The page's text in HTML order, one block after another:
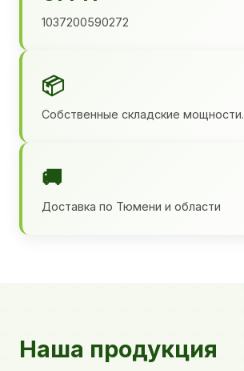
1037200590272
📦
Собственные складские мощности.
🚚
Доставка по Тюмени и области
Наша продукция